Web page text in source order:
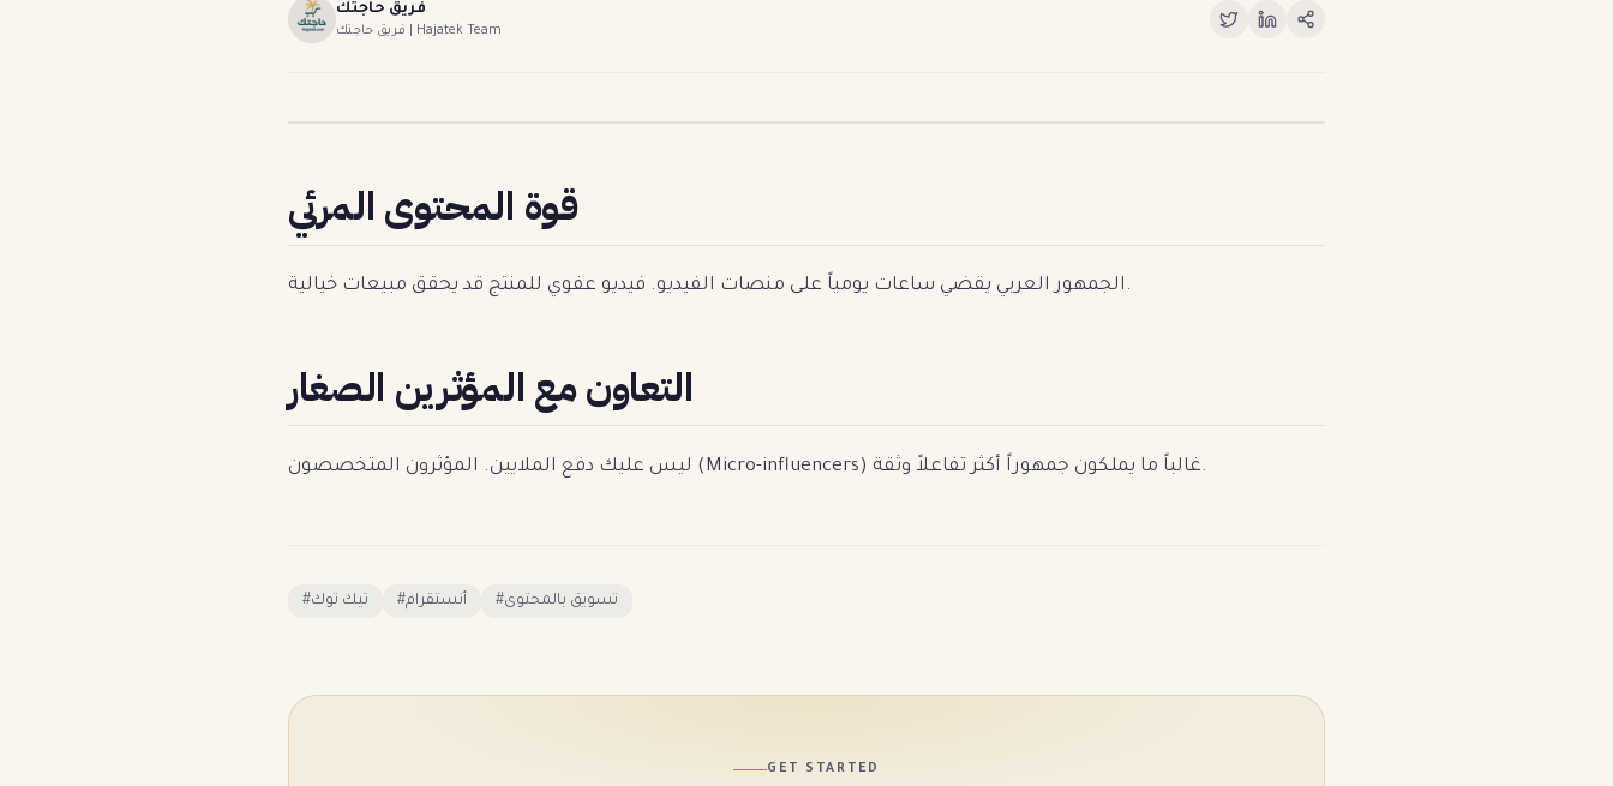
فريق حاجتك
فريق حاجتك | Hajatek Team
قوة المحتوى المرئي
الجمهور العربي يقضي ساعات يومياً على منصات الفيديو. فيديو عفوي للمنتج قد يحقق مبيعات خيالية.
التعاون مع المؤثرين الصغار
ليس عليك دفع الملايين. المؤثرون المتخصصون (Micro-influencers) غالباً ما يملكون جمهوراً أكثر تفاعلاً وثقة.
#تيك توك #أنستقرام #تسويق بالمحتوى
GET STARTED